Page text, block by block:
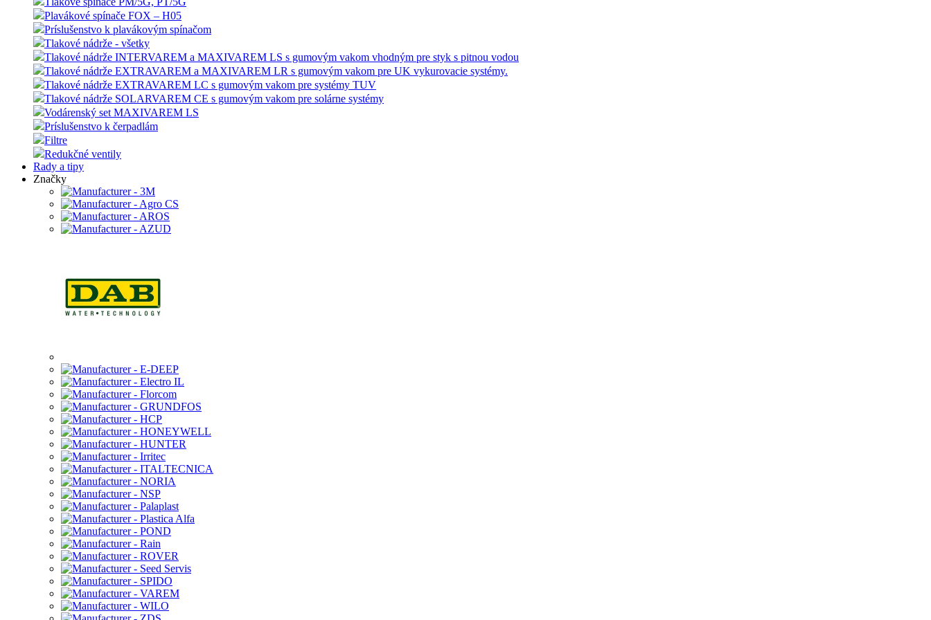
Plavákové spínače FOX – H05
Príslušenstvo k plavákovým spínačom
Tlakové nádrže - všetky
Tlakové nádrže INTERVAREM a MAXIVAREM LS s gumovým vakom vhodným pre styk s pitnou vodou
Tlakové nádrže EXTRAVAREM a MAXIVAREM LR s gumovým vakom pre UK vykurovacie systémy.
Tlakové nádrže EXTRAVAREM LC s gumovým vakom pre systémy TUV
Tlakové nádrže SOLARVAREM CE s gumovým vakom pre solárne systémy
Vodárenský set MAXIVAREM LS
Príslušenstvo k čerpadlám
Filtre
Redukčné ventily
Rady a tipy
Značky